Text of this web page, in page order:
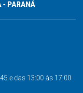
- PARANÁ
e das 13:00 às 17:00